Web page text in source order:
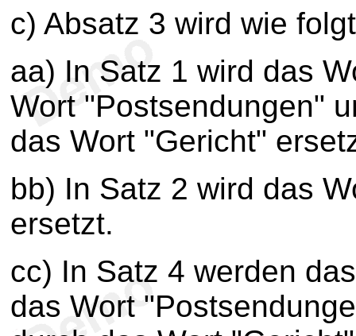
c) Absatz 3 wird wie
aa) In Satz 1 wird das
Wort "Postsendungen"
das Wort "Gericht"
bb) In Satz 2 wird das
ersetzt.
cc) In Satz 4 werden
das Wort